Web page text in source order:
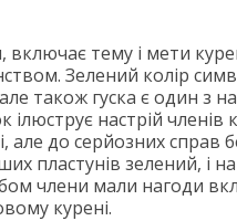
включає тему і мети
Зелений колір
також гуска є один з
настрій членів
але до серйозних справ
пластунів зелений, і на
члени мали нагоди
курені.